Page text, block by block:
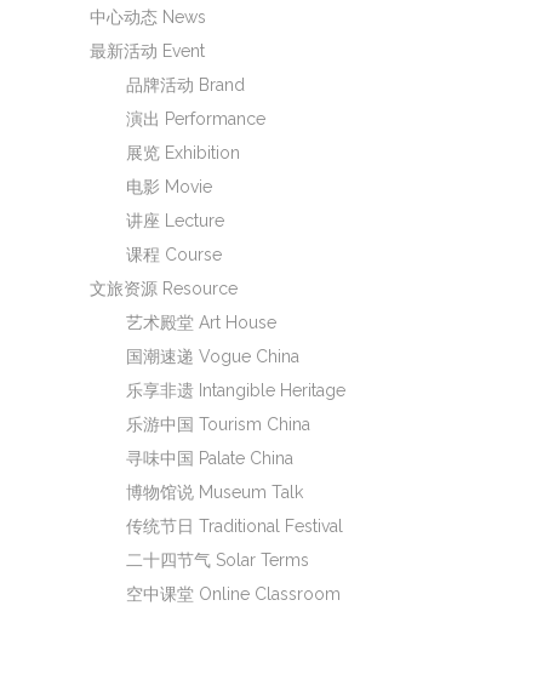
中心动态 News
最新活动 Event
品牌活动 Brand
演出 Performance
展览 Exhibition
电影 Movie
讲座 Lecture
课程 Course
文旅资源 Resource
艺术殿堂 Art House
国潮速递 Vogue China
乐享非遗 Intangible Heritage
乐游中国 Tourism China
寻味中国 Palate China
博物馆说 Museum Talk
传统节日 Traditional Festival
二十四节气 Solar Terms
空中课堂 Online Classroom